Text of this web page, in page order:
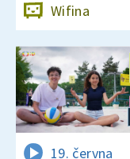
Wifina
19. června